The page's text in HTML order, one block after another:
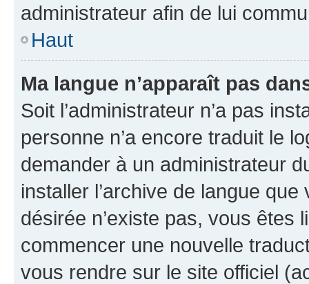
administrateur afin de lui
Haut
Ma langue n’apparaît pas
Soit l’administrateur n’a pas
personne n’a encore traduit le
demander à un administrateur
installer l’archive de langue
désirée n’existe pas, vous êtes
commencer une nouvelle
vous rendre sur le site officiel